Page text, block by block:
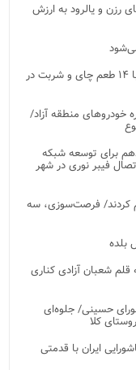
رزن و یالرود به ارزش
پذیرایی متفاوت و باشکوه از عزاداران حسینی با ۱۴ طعم چای و شربت در
خودروهای منطقه آزاد/
چهاردهم برای توسعه شبکه
همراه و فیبر نوری در آمل/ برقراری ۱۴۷۰ اتصال فیبر نوری در شهر
کردند/ فرصت‌سوزی، سه
بلده
قلم شعبان آزادی کناری
حسینی/ جلوه‌ای
کلا
ایران با قدمتی